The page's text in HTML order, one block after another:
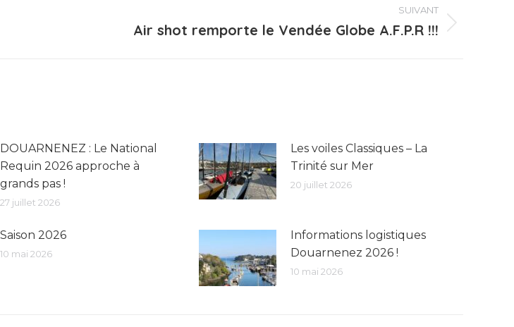
SUIVANT
Air shot remporte le Vendée Globe A.F.P.R !!!
DOUARNENEZ : Le National
Requin 2026 approche à
grands pas !
27 juillet 2026
Les voiles Classiques – La
Trinité sur Mer
20 juillet 2026
Saison 2026
10 mai 2026
Informations logistiques
Douarnenez 2026 !
10 mai 2026